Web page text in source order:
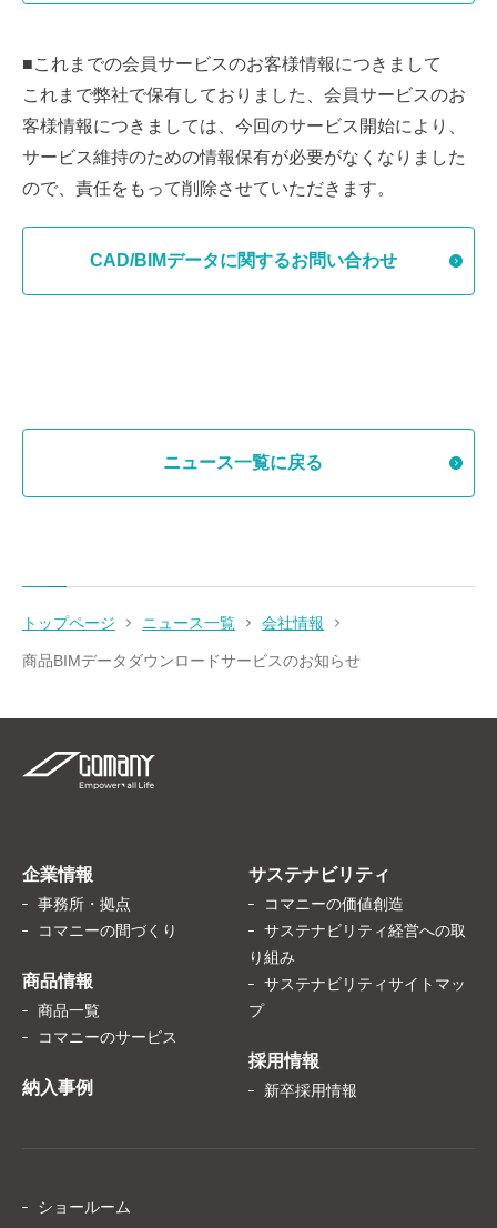
■これまでの会員サービスのお客様情報につきまして
これまで弊社で保有しておりました、会員サービスのお
客様情報につきましては、今回のサービス開始により、
サービス維持のための情報保有が必要がなくなりました
ので、責任をもって削除させていただきます。
CAD/BIMデータに関するお問い合わせ
ニュース一覧に戻る
トップページ ニュース一覧 会社情報
商品BIMデータダウンロードサービスのお知らせ
企業情報
事務所・拠点
コマニーの間づくり
商品情報
商品一覧
コマニーのサービス
納入事例
サステナビリティ
コマニーの価値創造
サステナビリティ経営への取
り組み
サステナビリティサイトマッ
プ
採用情報
新卒採用情報
ショールーム